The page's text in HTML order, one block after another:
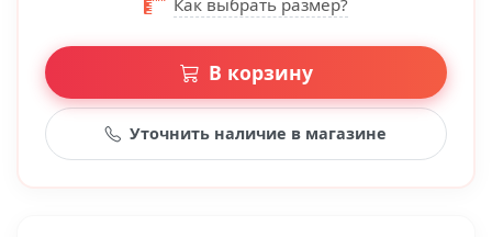
В корзину
Уточнить наличие в магазине